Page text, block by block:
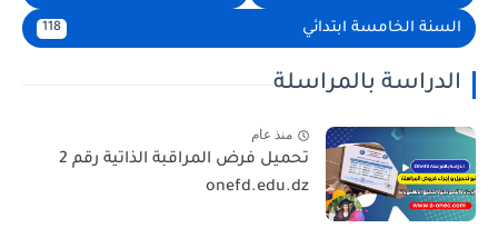
السنة الخامسة ابتدائي 118
الدراسة بالمراسلة
منذ عام
تحميل فرض المراقبة الذاتية رقم 2
onefd.edu.dz